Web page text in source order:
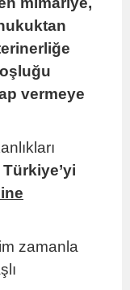
vermeye
Türkiye’yi
zamanla